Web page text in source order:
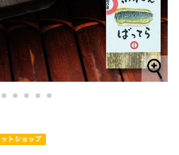
2 3 4 5 6